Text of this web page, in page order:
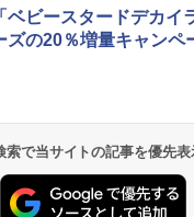
シャープ 過熱水蒸気
L 1段調理 ブラック RE-
ル操作 コンパクト 一人
￥29,582
「ベビースタードデカイ
ズの20％増量キャンペ
で当サイトの記事を優先表